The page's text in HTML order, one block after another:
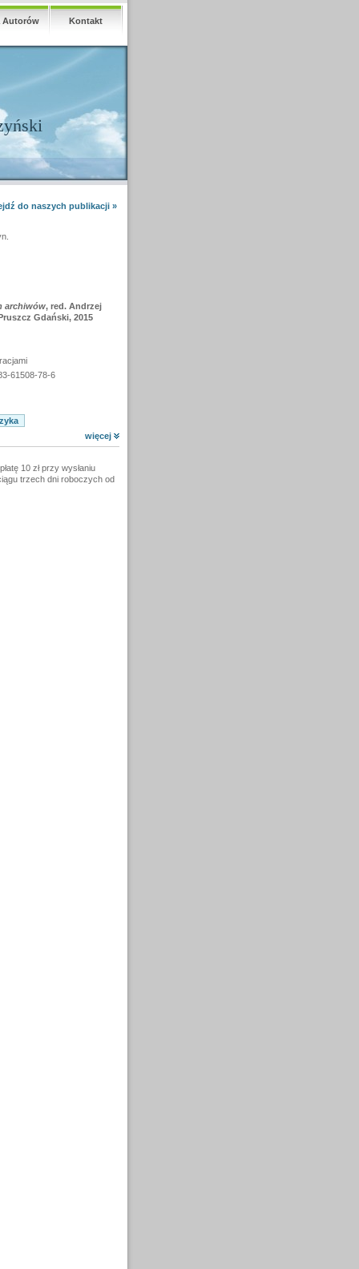
Autorów Kontakt
do naszych publikacji »
archiwów, red. Andrzej
Gdański, 2015
61508-78-6
więcej
10 zł przy wysłaniu
trzech dni roboczych od